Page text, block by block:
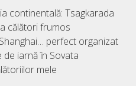
continentală: Tsagkarada
călători frumos
perfect organizat
de iarnă în Sovata
mele